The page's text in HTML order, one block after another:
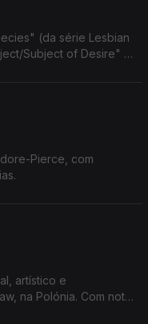
(da série Lesbian
Subject of Desire" a
Pierce, com
artístico e
na Polónia. Com nota